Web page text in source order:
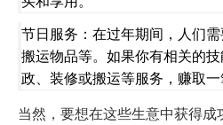
节日服务：在过年期间，人们需
搬运物品等。如果你有相关的
政、装修或搬运等服务，赚取一
当然，要想在这些生意中获得成